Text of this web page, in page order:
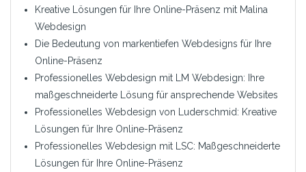
Kreative Lösungen für Ihre Online-Präsenz mit Malina
Webdesign
Die Bedeutung von markentiefen Webdesigns für Ihre
Online-Präsenz
Professionelles Webdesign mit LM Webdesign: Ihre
maßgeschneiderte Lösung für ansprechende Websites
Professionelles Webdesign von Luderschmid: Kreative
Lösungen für Ihre Online-Präsenz
Professionelles Webdesign mit LSC: Maßgeschneiderte
Lösungen für Ihre Online-Präsenz